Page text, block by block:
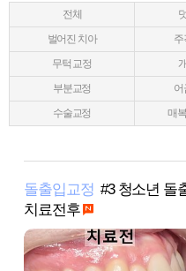
전체
벌어진 치아
주
무턱 교정
부분교정
어
수술교정
매
돌출입교정 #3 청소년 돌
치료전후